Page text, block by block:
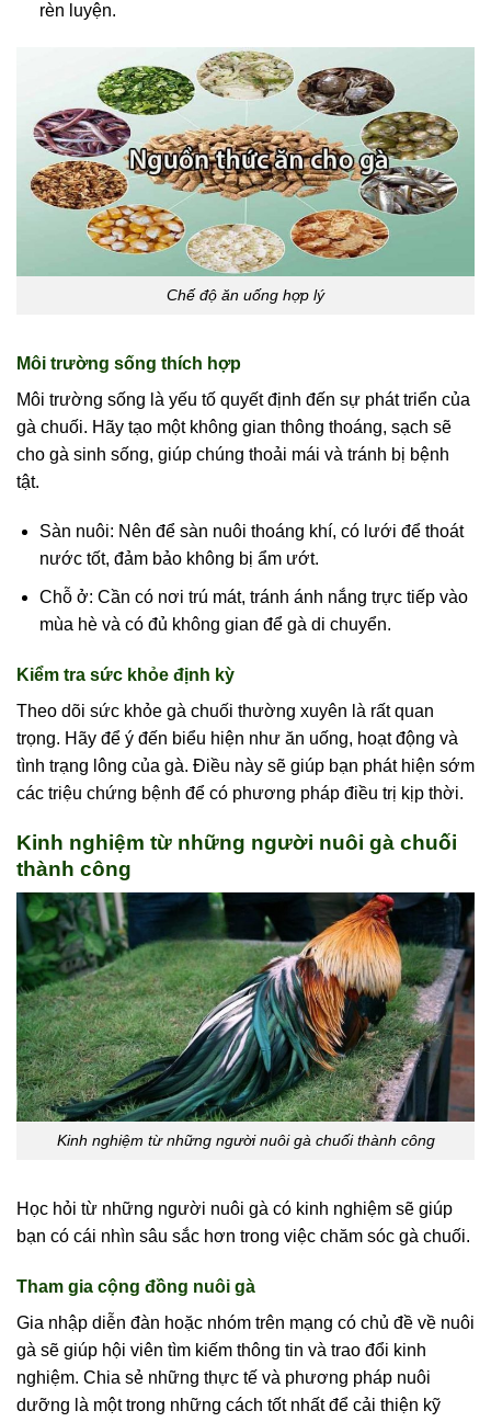
rèn luyện.
Chế độ ăn uống hợp lý
Môi trường sống thích hợp
Môi trường sống là yếu tố quyết định đến sự phát triển của
gà chuối. Hãy tạo một không gian thông thoáng, sạch sẽ
cho gà sinh sống, giúp chúng thoải mái và tránh bị bệnh
tật.
Sàn nuôi: Nên để sàn nuôi thoáng khí, có lưới để thoát
nước tốt, đảm bảo không bị ẩm ướt.
Chỗ ở: Cần có nơi trú mát, tránh ánh nắng trực tiếp vào
mùa hè và có đủ không gian để gà di chuyển.
Kiểm tra sức khỏe định kỳ
Theo dõi sức khỏe gà chuối thường xuyên là rất quan
trọng. Hãy để ý đến biểu hiện như ăn uống, hoạt động và
tình trạng lông của gà. Điều này sẽ giúp bạn phát hiện sớm
các triệu chứng bệnh để có phương pháp điều trị kịp thời.
Kinh nghiệm từ những người nuôi gà chuối
thành công
Kinh nghiệm từ những người nuôi gà chuối thành công
Học hỏi từ những người nuôi gà có kinh nghiệm sẽ giúp
bạn có cái nhìn sâu sắc hơn trong việc chăm sóc gà chuối.
Tham gia cộng đồng nuôi gà
Gia nhập diễn đàn hoặc nhóm trên mạng có chủ đề về nuôi
gà sẽ giúp hội viên tìm kiếm thông tin và trao đổi kinh
nghiệm. Chia sẻ những thực tế và phương pháp nuôi
dưỡng là một trong những cách tốt nhất để cải thiện kỹ